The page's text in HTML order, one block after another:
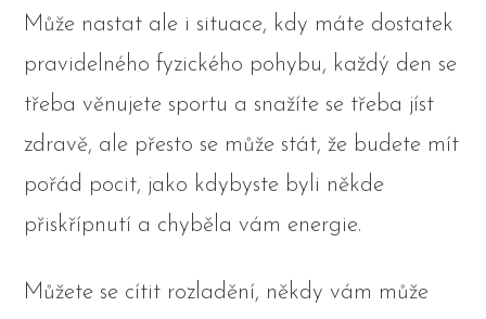
Může nastat ale i situace, kdy máte dostatek
pravidelného fyzického pohybu, každý den se
třeba věnujete sportu a snažíte se třeba jíst
zdravě, ale přesto se může stát, že budete mít
pořád pocit, jako kdybyste byli někde
přiskřípnutí a chyběla vám energie.
Můžete se cítit rozladění, někdy vám může